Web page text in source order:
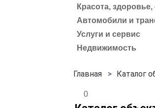
Красота, здоровье,
Автомобили и
Услуги и сервис
Недвижимость
Каталог
0